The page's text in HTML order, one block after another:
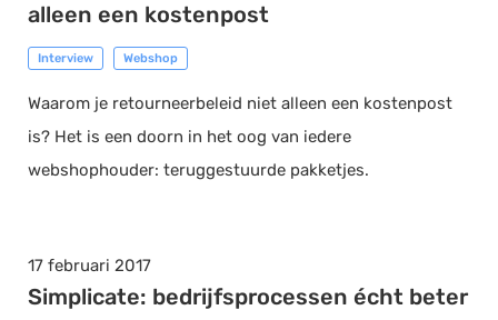
alleen een kostenpost
Interview Webshop
Waarom je retourneerbeleid niet alleen een kostenpost
is? Het is een doorn in het oog van iedere
webshophouder: teruggestuurde pakketjes.
17 februari 2017
Simplicate: bedrijfsprocessen écht beter